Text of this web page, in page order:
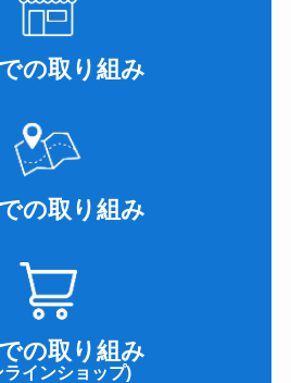
の取り組み
の取り組み
の取り組み
ラインショップ)